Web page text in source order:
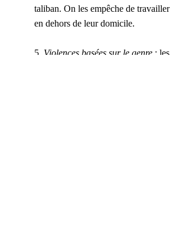
taliban. On les empêche de travailler
en dehors de leur domicile.
5. Violences basées sur le genre : les